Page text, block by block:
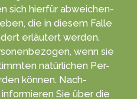
sich hierfür ab­wei­chen­
die in diesem Falle
erläu­tert werden.
wenn sie
na­tür­lichen Per­
können. Nach­
Sie über die